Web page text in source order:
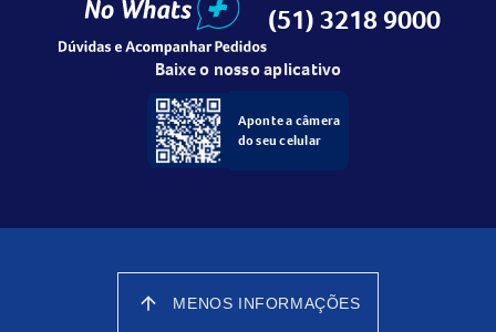
(51) 3218 9000
Baixe o nosso aplicativo
Aponte a câmera
do seu celular
arrow_upward MENOS INFORMAÇÕES